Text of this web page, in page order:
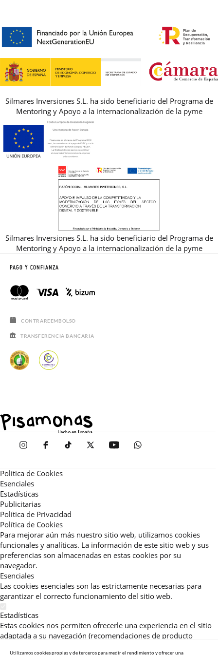
AVISO LEGAL, PRIVACIDAD Y COOKIES
REBAJAS
PREGUNTAS FRECUENTES
Silmares Inversiones S.L. ha sido beneficiario del Programa de
Mentoring y Apoyo a la internacionalización de la pyme
Silmares Inversiones S.L. ha sido beneficiario del Programa de
Mentoring y Apoyo a la internacionalización de la pyme
PAGO Y CONFIANZA
CONTRAREEMBOLSO
TRANSFERENCIA BANCARIA
Política de Cookies
Esenciales
Estadísticas
Publicitarias
Política de Privacidad
Política de Cookies
Para mejorar aún más nuestro sitio web, utilizamos cookies
funcionales y analíticas. La información de este sitio web y sus
preferencias son almacenadas en estas cookies por su
navegador.
Esenciales
Las cookies esenciales son las estrictamente necesarias para
garantizar el correcto funcionamiento del sitio web.
Estadísticas
Estas cookies nos permiten ofrecerle una experiencia en el sitio
adaptada a su navegación (recomendaciones de producto
Utilizamos cookies propias y de terceros para medir el rendimiento y ofrecer una